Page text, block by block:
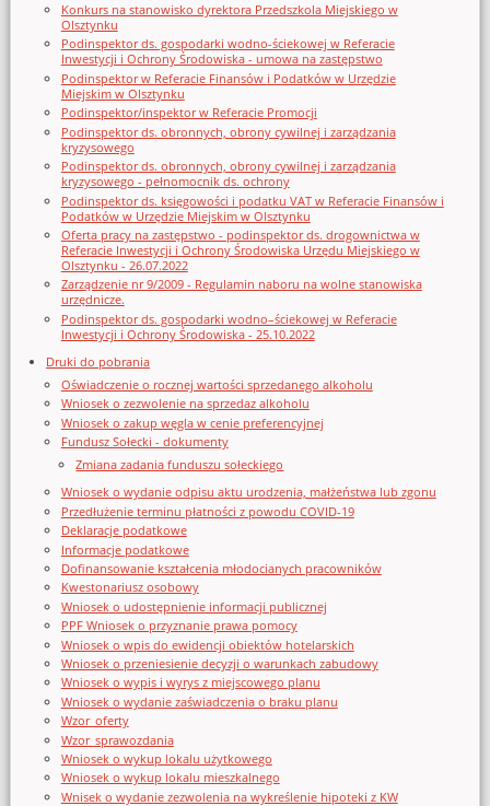
Konkurs na stanowisko dyrektora Przedszkola Miejskiego w
Olsztynku
Podinspektor ds. gospodarki wodno-ściekowej w Referacie
Inwestycji i Ochrony Środowiska - umowa na zastępstwo
Podinspektor w Referacie Finansów i Podatków w Urzędzie
Miejskim w Olsztynku
Podinspektor/inspektor w Referacie Promocji
Podinspektor ds. obronnych, obrony cywilnej i zarządzania
kryzysowego
Podinspektor ds. obronnych, obrony cywilnej i zarządzania
kryzysowego - pełnomocnik ds. ochrony
Podinspektor ds. księgowości i podatku VAT w Referacie Finansów i
Podatków w Urzędzie Miejskim w Olsztynku
Oferta pracy na zastępstwo - podinspektor ds. drogownictwa w
Referacie Inwestycji i Ochrony Środowiska Urzędu Miejskiego w
Olsztynku - 26.07.2022
Zarządzenie nr 9/2009 - Regulamin naboru na wolne stanowiska
urzędnicze.
Podinspektor ds. gospodarki wodno–ściekowej w Referacie
Inwestycji i Ochrony Środowiska - 25.10.2022
Druki do pobrania
Oświadczenie o rocznej wartości sprzedanego alkoholu
Wniosek o zezwolenie na sprzedaz alkoholu
Wniosek o zakup węgla w cenie preferencyjnej
Fundusz Sołecki - dokumenty
Zmiana zadania funduszu sołeckiego
Wniosek o wydanie odpisu aktu urodzenia, małżeństwa lub zgonu
Przedłużenie terminu płatności z powodu COVID-19
Deklaracje podatkowe
Informacje podatkowe
Dofinansowanie kształcenia młodocianych pracowników
Kwestonariusz osobowy
Wniosek o udostępnienie informacji publicznej
PPF Wniosek o przyznanie prawa pomocy
Wniosek o wpis do ewidencji obiektów hotelarskich
Wniosek o przeniesienie decyzji o warunkach zabudowy
Wniosek o wypis i wyrys z miejscowego planu
Wniosek o wydanie zaświadczenia o braku planu
Wzor_oferty
Wzor_sprawozdania
Wniosek o wykup lokalu użytkowego
Wniosek o wykup lokalu mieszkalnego
Wnisek o wydanie zezwolenia na wykreślenie hipoteki z KW